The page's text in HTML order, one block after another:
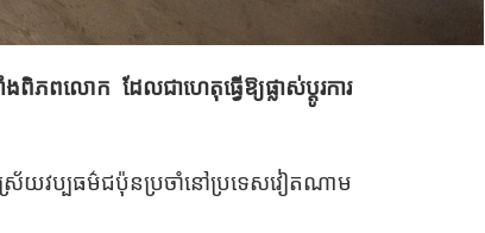
ពលោក ដែលជាហេតុធ្វើឱ្យផ្លាស់ប្តូរការ
រ័យ​វប្បធម៌ជប៉ុន​ប្រចាំនៅប្រទេស​វៀតណាម